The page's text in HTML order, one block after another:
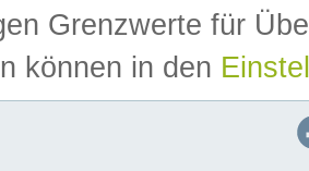
Grenzwerte für
können in den